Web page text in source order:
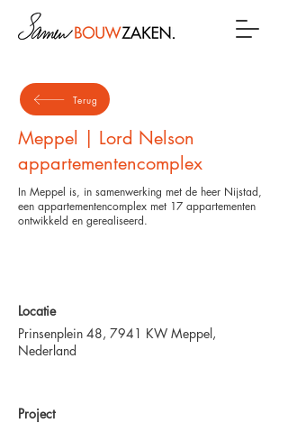
Terug
Meppel | Lord Nelson
appartementencomplex
In Meppel is, in samenwerking met de heer Nijstad,
een appartementencomplex met 17 appartementen
ontwikkeld en gerealiseerd.
Locatie
Prinsenplein 48, 7941 KW Meppel,
Nederland
Project